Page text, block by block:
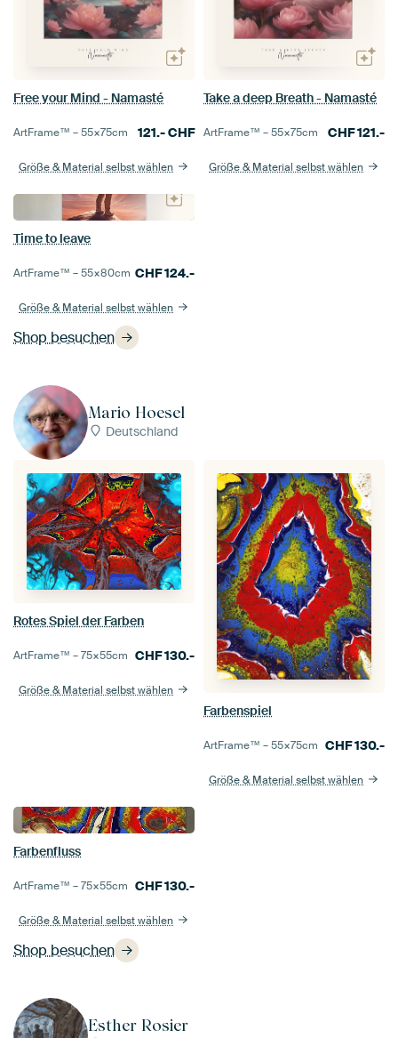
Shop besuchen
Free your Mind - Namasté
ArtFrame™ –55×75cm 121.-CHF
Größe & Material selbst wählen
Take a deep Breath - Namasté
ArtFrame™ –55×75cm CHF121.-
Größe & Material selbst wählen
Time to leave
ArtFrame™ –55×80cm CHF124.-
Größe & Material selbst wählen
Mario Hoesel
Deutschland
Shop besuchen
Rotes Spiel der Farben
ArtFrame™ –75×55cm CHF130.-
Größe & Material selbst wählen
Farbenspiel
ArtFrame™ –55×75cm CHF130.-
Größe & Material selbst wählen
Farbenfluss
ArtFrame™ –75×55cm CHF130.-
Größe & Material selbst wählen
Esther Rosier